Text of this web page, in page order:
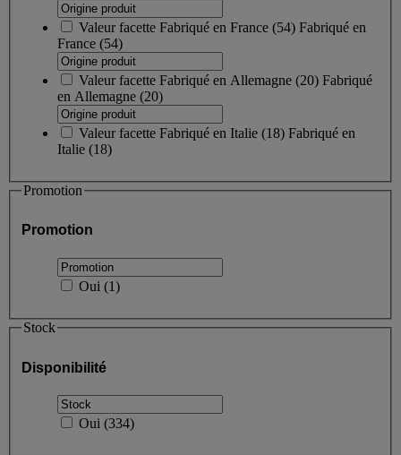
Valeur facette Fabriqué en France (54) Fabriqué en
France (54)
Valeur facette Fabriqué en Allemagne (20) Fabriqué
en Allemagne (20)
Valeur facette Fabriqué en Italie (18) Fabriqué en
Italie (18)
Promotion
Promotion
Oui (1)
Stock
Disponibilité
Oui (334)